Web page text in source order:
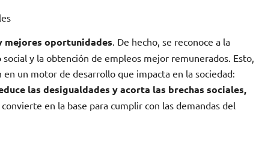
mejores oportunidades. De hecho, se reconoce a la
y la obtención de empleos mejor remunerados. Esto,
un motor de desarrollo que impacta en la sociedad:
las desigualdades y acorta las brechas sociales,
en la base para cumplir con las demandas del